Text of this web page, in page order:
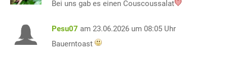
Bei uns gab es einen Couscoussalat
Pesu07 am 23.06.2026 um 08:05 Uhr
Bauerntoast